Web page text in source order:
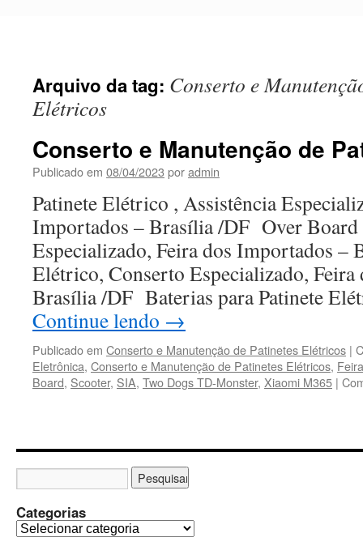
Arquivo da tag: Conserto e
Elétricos
Conserto e Manutenção de
Publicado em 08/04/2023 poradmin
Patinete Elétrico , Assistência
Importados – Brasília /DF Over
Especializado, Feira dos Importados
Elétrico, Conserto Especializado,
Brasília /DF Baterias para Patinete
Continue lendo →
Publicado em Conserto e Manutenção de Patinetes Elétricos |
Eletrônica, Conserto e Manutenção de Patinetes Elétricos,
Board, Scooter, SIA, Two Dogs TD-Monster, Xiaomi M365 |
Categorias
C